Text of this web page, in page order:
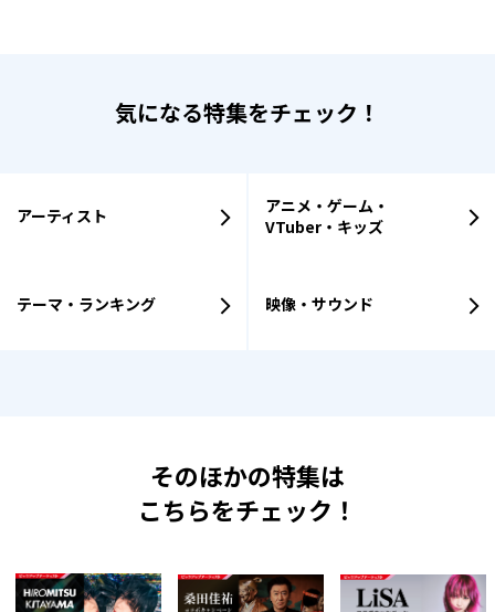
気になる特集をチェック！
アーティスト
アニメ・ゲーム・
VTuber・キッズ
テーマ・ランキング 映像・サウンド
そのほかの特集は
こちらをチェック！